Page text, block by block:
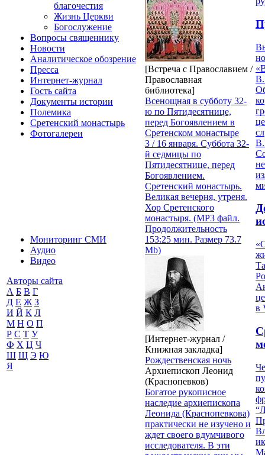
благочестия
Жизнь Церкви
Богослужение
Вопросы священнику
Новости
Аналитическое обозрение
Пресса
Интернет-журнал
Гость сайта
Документы истории
Полемика
Сретенский монастырь
Фотогалереи
Мониторинг СМИ
Аудио
Видео
Авторы сайта
А Б В Г
Д Е Ж З
И Й К Л
М Н О П
Р С Т У
Ф Х Ц Ч
Ш Щ Э Ю
Я
[Встреча с Православием /
Православная
библиотека]
Всенощная в субботу 32-
ю по Пятидесятнице,
перед Богоявлением в
Сретенском монастыре
3 / 16 января. Суббота 32-
й седмицы по
Пятидесятнице, перед
Богоявлением.
Сретенский монастырь.
Великая вечерня, утреня.
Хор Сретенского
монастыря. (MP3 файл.
Продолжительность
153:25 мин. Размер 73.7
Mb)
[Интернет-журнал /
Книжная закладка]
Рождественская ночь
Архиепископ Леонид
(Краснопевков)
Богатое рукописное
наследие архиепископа
Леонида (Краснопевкова)
практически не изучено и
ждет своего вдумчивого
исследователя. В эти
в